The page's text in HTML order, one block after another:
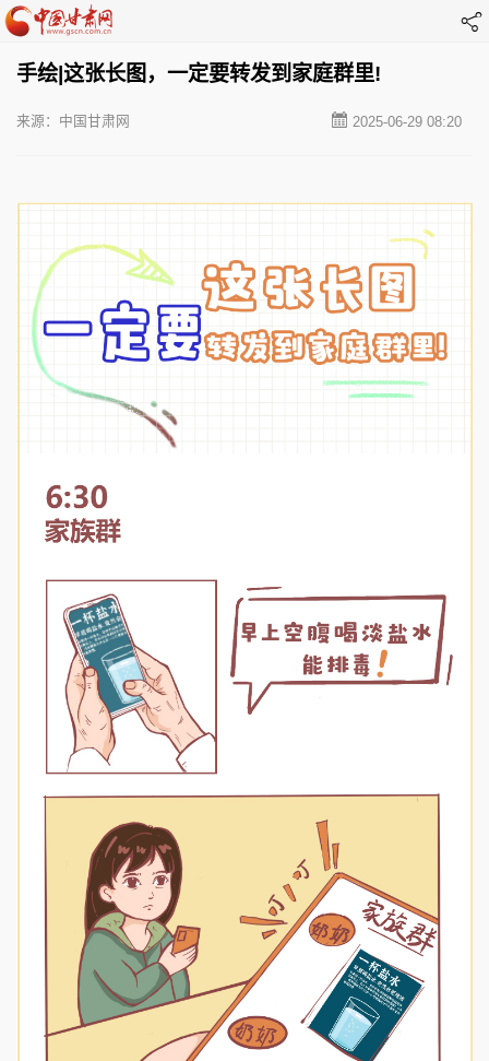
手绘|这张长图，一定要转发到家庭群里!
2025-06-29 08:20
来源：中国甘肃网